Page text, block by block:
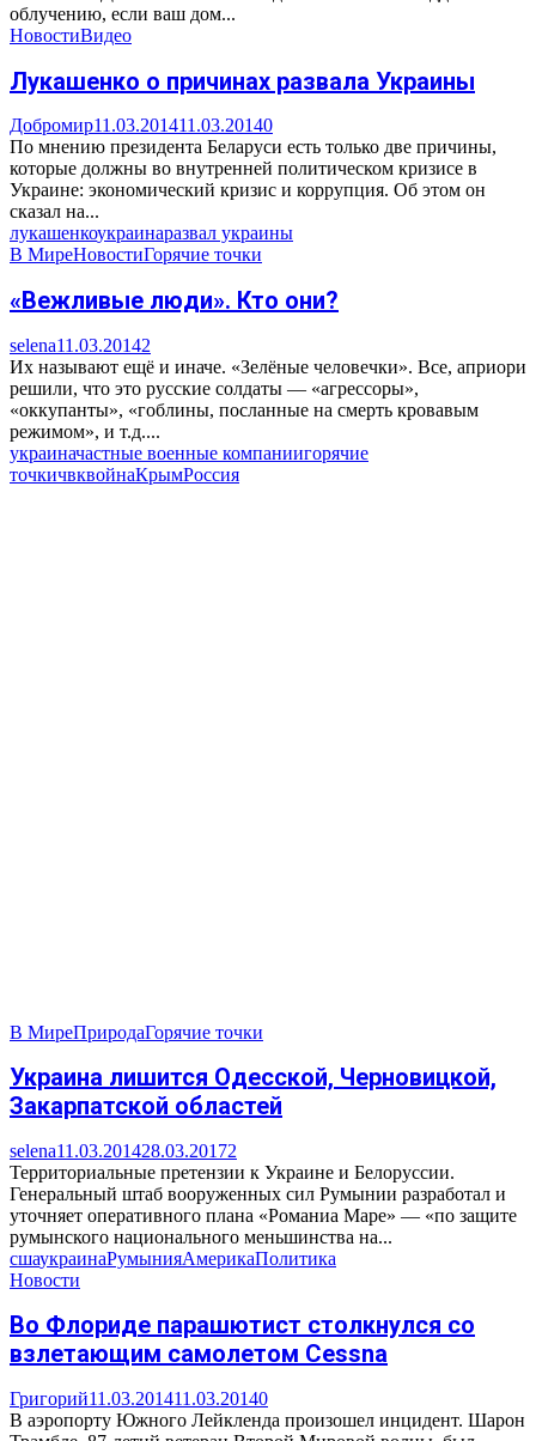
облучению, если ваш дом...
НовостиВидео
Лукашенко о причинах развала Украины
Добромир11.03.201411.03.20140
По мнению президента Беларуси есть только две причины,
которые должны во внутренней политическом кризисе в
Украине: экономический кризис и коррупция. Об этом он
сказал на...
лукашенкоукраинаразвал украины
В МиреНовостиГорячие точки
«Вежливые люди». Кто они?
selena11.03.20142
Их называют ещё и иначе. «Зелёные человечки». Все, априори
решили, что это русские солдаты — «агрессоры»,
«оккупанты», «гоблины, посланные на смерть кровавым
режимом», и т.д....
украиначастные военные компаниигорячие
точкичвквойнаКрымРоссия
В МиреПриродаГорячие точки
Украина лишится Одесской, Черновицкой,
Закарпатской областей
selena11.03.201428.03.20172
Территориальные претензии к Украине и Белоруссии.
Генеральный штаб вооруженных сил Румынии разработал и
уточняет оперативного плана «Романиа Маре» — «по защите
румынского национального меньшинства на...
сшаукраинаРумынияАмерикаПолитика
Новости
Во Флориде парашютист столкнулся со
взлетающим самолетом Cessna
Григорий11.03.201411.03.20140
В аэропорту Южного Лейкленда произошел инцидент. Шарон